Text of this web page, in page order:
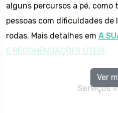
alguns percursos a pé, como
pessoas com dificuldades
rodas. Mais detalhes em A
E RECOMENDAÇÕES ÚTEIS.
Serviços
Ver